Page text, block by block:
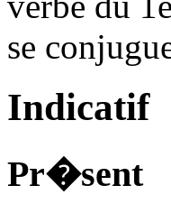
se
Indicatif
Pr�sent